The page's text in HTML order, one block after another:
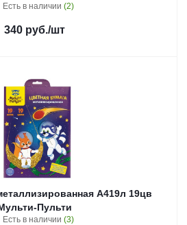
Есть в наличии (2)
340руб./шт
А419л 19цв
Пульти
Есть в наличии (3)